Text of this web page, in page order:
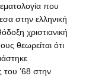
που
στην ελληνική
χριστιανική
θεωρείται ότι
του ’68 στην